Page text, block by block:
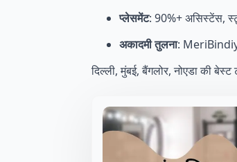
प्लेसमेंट: 90%+ असिस्टेंस,
अकादमी तुलना:
दिल्ली, मुंबई, बैंगलोर, नोएडा की